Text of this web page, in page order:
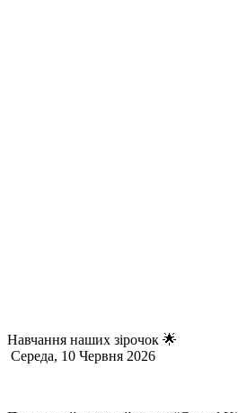
Навчання наших зірочок 🌟
Середа, 10 Червня 2026